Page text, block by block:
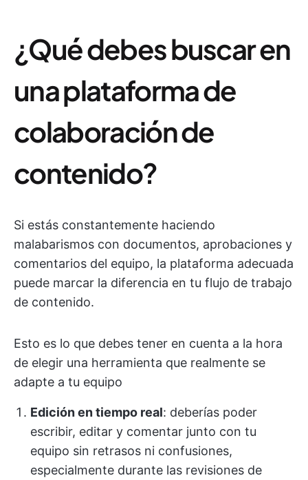
¿Qué debes buscar en
una plataforma de
colaboración de
contenido?
Si estás constantemente haciendo
malabarismos con documentos, aprobaciones y
comentarios del equipo, la plataforma adecuada
puede marcar la diferencia en tu flujo de trabajo
de contenido.
Esto es lo que debes tener en cuenta a la hora
de elegir una herramienta que realmente se
adapte a tu equipo
Edición en tiempo real: deberías poder
escribir, editar y comentar junto con tu
equipo sin retrasos ni confusiones,
especialmente durante las revisiones de